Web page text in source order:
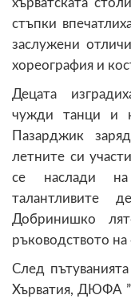
стъпки
заслужени
хореография и
Децата
чужди танци и
Пазарджик
летните си
се наслади на
талантливите
Добринишко
ръководството на
След
Хърватия, ДЮФА